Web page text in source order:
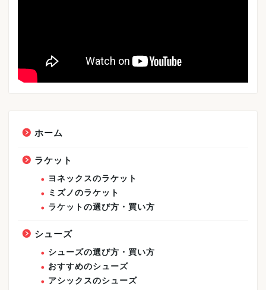
ホーム
ラケット
ヨネックスのラケット
ミズノのラケット
ラケットの選び方・買い方
シューズ
シューズの選び方・買い方
おすすめのシューズ
アシックスのシューズ